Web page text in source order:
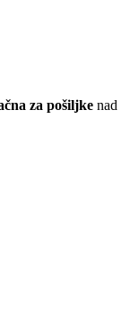
za pošiljke nad